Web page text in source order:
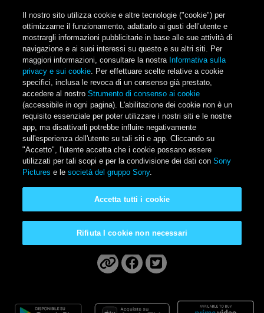
Il nostro sito utilizza cookie e altre tecnologie ("cookie") per
ottimizzarne il funzionamento, adattarlo ai gusti dell’utente e
mostrargli informazioni pubblicitarie in base alle sue attività di
navigazione e ai suoi interessi su questo e su altri siti. Per
maggiori informazioni, consultare la nostra Informativa sulla
privacy e sui cookie. Per effettuare scelte relative a cookie
specifici, inclusa le revoca di un consenso già prestato,
accedere al nostroStrumento di consenso ai cookie
(accessibile in ogni pagina). L'abilitazione dei cookie non è un
requisito essenziale per poter utilizzare i nostri siti e le nostre
app, ma disattivarli potrebbe influire negativamente
sull'esperienza dell'utente su tali siti e app. Cliccando su
"Accetto", l'utente accetta che i cookie possano essere
utilizzati per tali scopi e per la condivisione dei dati conSony
Pictures e lesocietà del gruppo Sony.
Rifiuta I cookie non necessari
Accetta tutti i cookie
Main Menu
Hopper e il tempio
perduto
Disponibile a casa tua